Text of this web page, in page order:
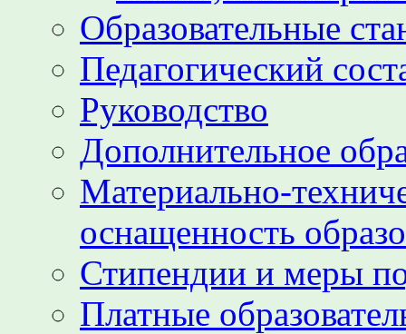
Образовательные
Педагогический
Руководство
Дополнительное
Материально-
оснащенность
Стипендии и меры
Платные